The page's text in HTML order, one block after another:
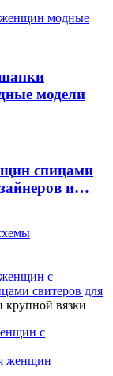
модели
спицами
и…
с
свитеров для
вязки
с
женщин